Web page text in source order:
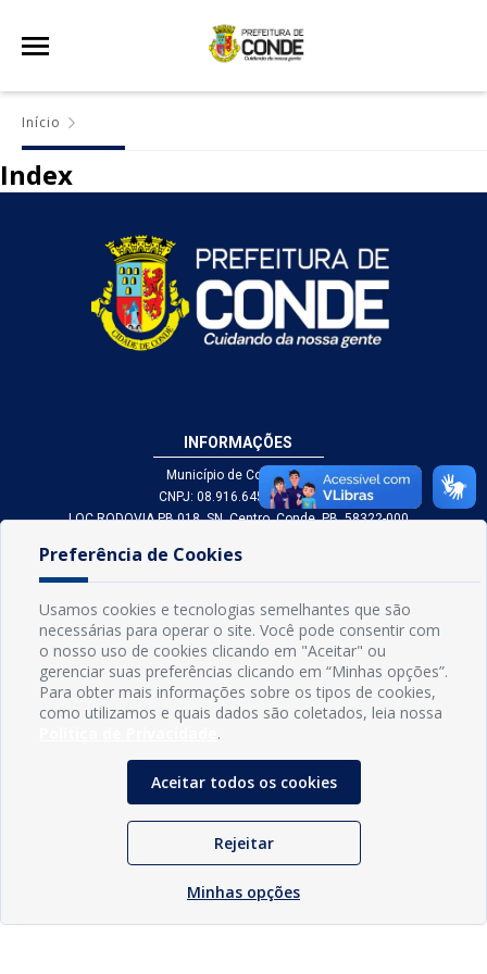
Início
Index
INFORMAÇÕES
Município de Conde - PB
CNPJ: 08.916.645/0001-80
LOC RODOVIA PB 018, SN, Centro, Conde, PB, 58322-000
gabinetedaprefeita@conde.pb.gov.br
Exp: Segunda a sexta, das 8h às 14h.
© Prefeitura Municipal do Conde | Desenvolvido porSogo Tecnologia
Preferência de Cookies
Usamos cookies e tecnologias semelhantes que são
necessárias para operar o site. Você pode consentir com
o nosso uso de cookies clicando em "Aceitar" ou
gerenciar suas preferências clicando em “Minhas opções”.
Para obter mais informações sobre os tipos de cookies,
como utilizamos e quais dados são coletados, leia nossa
.
Aceitar todos os cookies
Rejeitar
Minhas opções